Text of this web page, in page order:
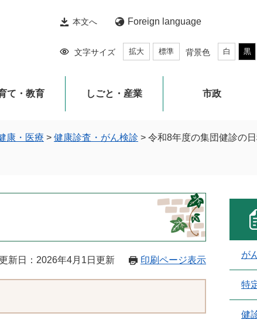
本文へ Foreign language
文字サイズ 拡大 標準 背景色 白 黒
て・教育 しごと・産業 市政
康・医療 > 健康診査・がん検診 > 令和8年度の集団健診の
新日：2026年4月1日更新 印刷ページ表示
が
特
健